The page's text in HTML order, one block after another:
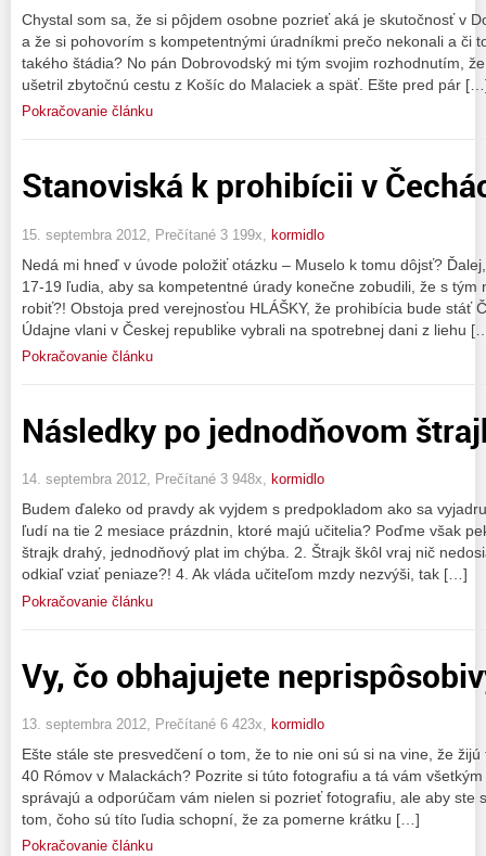
Chystal som sa, že si pôjdem osobne pozrieť aká je skutočnosť v
a že si pohovorím s kompetentnými úradníkmi prečo nekonali a či
takého štádia? No pán Dobrovodský mi tým svojim rozhodnutím,
ušetril zbytočnú cestu z Košíc do Malaciek a späť. Ešte pred pár
Pokračovanie článku
Stanoviská k prohibícii v
15. septembra 2012, Prečítané 3 199x, kormidlo
Nedá mi hneď v úvode položiť otázku – Muselo k tomu dôjsť?
17-19 ľudia, aby sa kompetentné úrady konečne zobudili, že s tým
robiť?! Obstoja pred verejnosťou HLÁŠKY, že prohibícia bude stáť
Údajne vlani v Českej republike vybrali na spotrebnej dani z liehu
Pokračovanie článku
Následky po jednodňovom
14. septembra 2012, Prečítané 3 948x, kormidlo
Budem ďaleko od pravdy ak vyjdem s predpokladom ako sa
ľudí na tie 2 mesiace prázdnin, ktoré majú učitelia? Poďme však
štrajk drahý, jednodňový plat im chýba. 2. Štrajk škôl vraj nič
odkiaľ vziať peniaze?! 4. Ak vláda učiteľom mzdy nezvýši, tak […]
Pokračovanie článku
Vy, čo obhajujete
13. septembra 2012, Prečítané 6 423x, kormidlo
Ešte stále ste presvedčení o tom, že to nie oni sú si na vine, že
40 Rómov v Malackách? Pozrite si túto fotografiu a tá vám
správajú a odporúčam vám nielen si pozrieť fotografiu, ale aby ste
tom, čoho sú títo ľudia schopní, že za pomerne krátku […]
Pokračovanie článku